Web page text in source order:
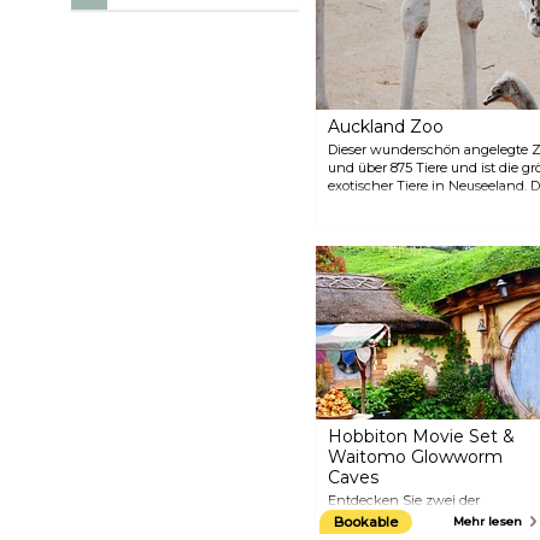
Auckland Zoo
Dieser wunderschön angelegte
und über 875 Tiere und ist die
exotischer Tiere in Neuseeland.
Stadtzentrum entfernt und hat
Veranstaltungen,
Hobbiton Movie Set &
Waitomo Glowworm
Caves
Entdecken Sie zwei der
meistbesuchten Attraktionen
Neuseelands mit dieser
Bookable Mehr lesen